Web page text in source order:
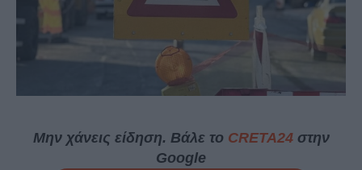
Μην χάνεις είδηση. Βάλε το CRETA24στην
Google